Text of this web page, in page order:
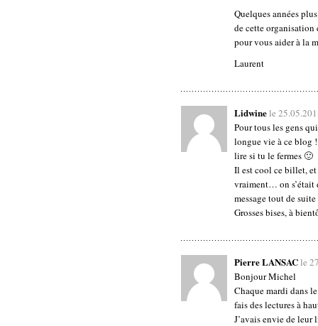
Quelques années
de cette organisation
pour vous aider à la
Laurent
Lidwinele
Pour tous les gens
longue vie à ce blog
lire si tu le fermes 🙂
Il est cool ce billet, et
vraiment… on s’était
message tout de
Grosses bises, à
Pierre LANSACle
Bonjour Michel
Chaque mardi dans
fais des lectures à
J’avais envie de